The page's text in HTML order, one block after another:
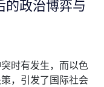
的政治博弈与
时有发生，而以色
，引发了国际社会